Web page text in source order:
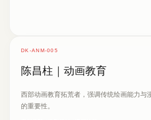
DK-ANM-005
陈昌柱｜动画教育
西部动画教育拓荒者，强调传统绘画能力与
的重要性。